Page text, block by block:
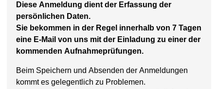
Diese Anmeldung dient der Erfassung der
persönlichen Daten.
Sie bekommen in der Regel innerhalb von 7 Tagen
eine E-Mail von uns mit der Einladung zu einer der
kommenden Aufnahmeprüfungen.
Beim Speichern und Absenden der Anmeldungen
kommt es gelegentlich zu Problemen.